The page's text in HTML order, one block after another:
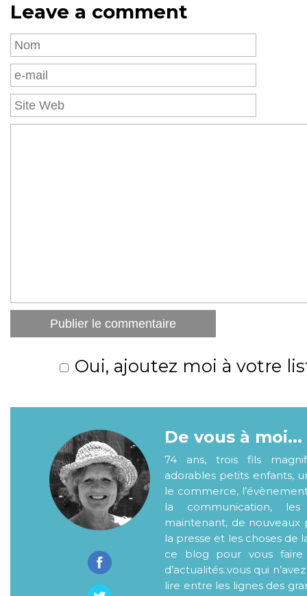
Leave a comment
Oui, ajoutez moi à votre
De vous à moi...
74 ans, trois fils
adorables petits enfants,
le commerce,
la communication,
maintenant, de nouveaux
la presse et les choses de
ce blog pour vous faire
d’actualités..vous qui
lire entre les lignes des